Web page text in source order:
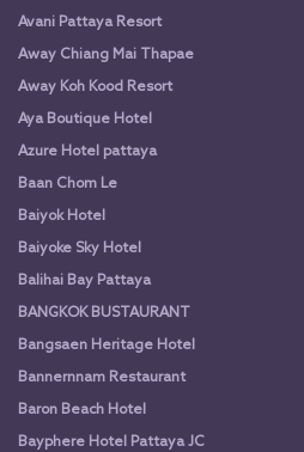
Avani Pattaya Resort
Away Chiang Mai Thapae
Away Koh Kood Resort
Aya Boutique Hotel
Azure Hotel pattaya
Baan Chom Le
Baiyok Hotel
Baiyoke Sky Hotel
Balihai Bay Pattaya
BANGKOK BUSTAURANT
Bangsaen Heritage Hotel
Bannernnam Restaurant
Baron Beach Hotel
Bayphere Hotel Pattaya JC